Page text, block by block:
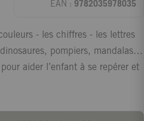
EAN : 9782035978035
- les chiffres - les lettres
pompiers, mandalas…
aider l’enfant à se repérer et